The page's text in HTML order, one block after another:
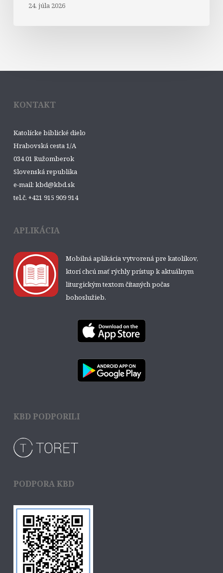
24. júla 2026
KONTAKT
Katolícke biblické dielo
Hrabovská cesta 1/A
034 01 Ružomberok
Slovenská republika
e-mail: kbd@kbd.sk
tel.č. +421 915 909 914
APLIKÁCIA
Mobilná aplikácia vytvorená pre katolíkov,
ktorí chcú mať rýchly prístup k aktuálnym
liturgickým textom čítaných počas
bohoslužieb.
KBD PODPORILI
PODPORA KBD